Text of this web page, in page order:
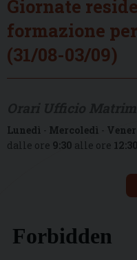
Giornate
formazione
(31/08-03/09)
Lunedì - Mercoledì -
dalle ore 9:30 alle ore 12:30